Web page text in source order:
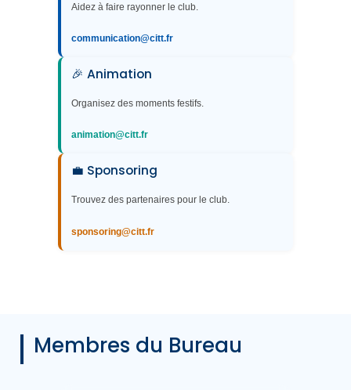
Aidez à faire rayonner le club.
communication@citt.fr
🎉 Animation
Organisez des moments festifs.
animation@citt.fr
💼 Sponsoring
Trouvez des partenaires pour le club.
sponsoring@citt.fr
Membres du Bureau